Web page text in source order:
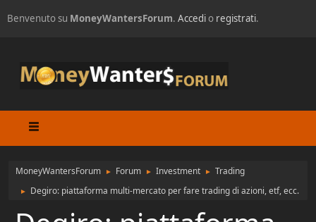
Benvenuto su MoneyWantersForum. Accedio registrati.
MoneyWantersForum ► Forum ► Investment ► Trading
► Degiro: piattaforma multi-mercato per fare trading di azioni, etf, ecc.